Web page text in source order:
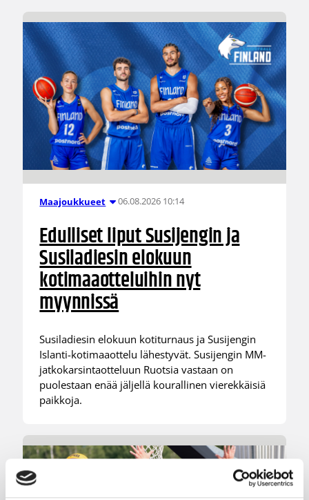
Maajoukkueet 06.08.2026 10:14
Edulliset liput Susijengin ja
Susiladiesin elokuun
kotimaaotteluihin nyt
myynnissä
Susiladiesin elokuun kotiturnaus ja Susijengin
Islanti-kotimaaottelu lähestyvät. Susijengin MM-
jatkokarsintaotteluun Ruotsia vastaan on
puolestaan enää jäljellä kourallinen vierekkäisiä
paikkoja.